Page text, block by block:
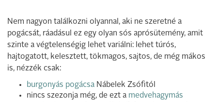
Nem nagyon találkozni olyannal, aki ne szeretné a
pogácsát, ráadásul ez egy olyan sós aprósütemény, amit
szinte a végtelenségig lehet variálni: lehet túrós,
hajtogatott, kelesztett, tökmagos, sajtos, de még mákos
is, nézzék csak:
burgonyás pogácsa Nábelek Zsófitól
nincs szezonja még, de ezt a medvehagymás